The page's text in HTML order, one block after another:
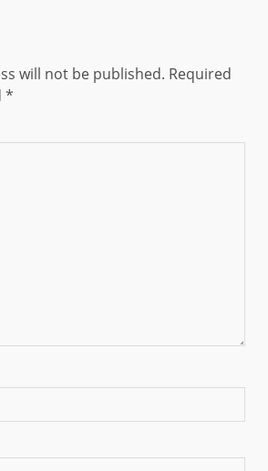
will not be published. Required
*